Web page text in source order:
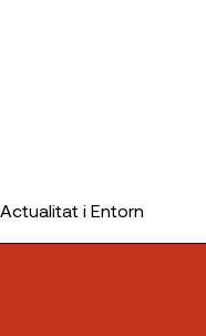
Actualitat i Entorn